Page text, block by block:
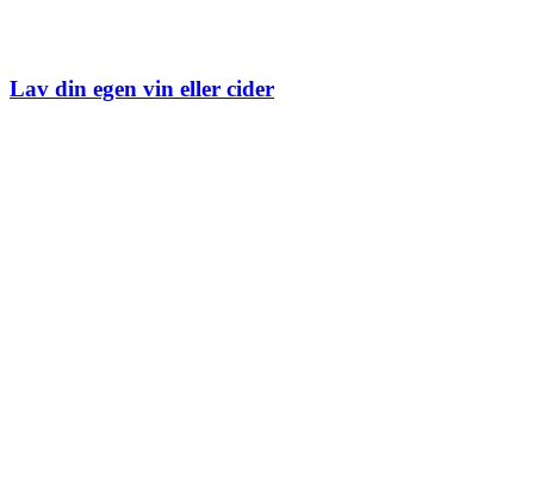
Lav din egen vin eller cider